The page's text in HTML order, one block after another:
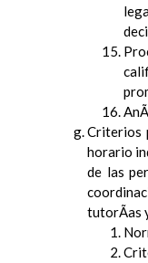
Criterios
horario
de las
tutorÃ­as